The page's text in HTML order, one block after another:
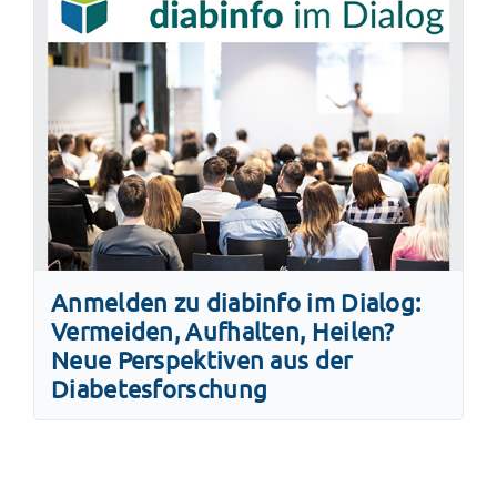
Anmelden zu diabinfo im Dialog:
Vermeiden, Aufhalten, Heilen?
Neue Perspektiven aus der
Diabetesforschung